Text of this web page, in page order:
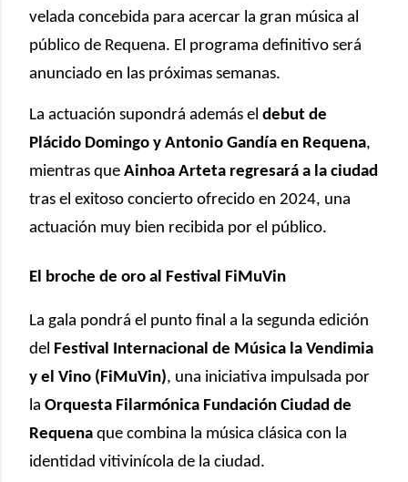
velada concebida para acercar la gran música al
público de Requena. El programa definitivo será
anunciado en las próximas semanas.
La actuación supondrá además el debut de
Plácido Domingo y Antonio Gandía en Requena,
mientras que Ainhoa Arteta regresará a la ciudad
tras el exitoso concierto ofrecido en 2024, una
actuación muy bien recibida por el público.
El broche de oro al Festival FiMuVin
La gala pondrá el punto final a la segunda edición
del Festival Internacional de Música la Vendimia
y el Vino (FiMuVin), una iniciativa impulsada por
la Orquesta Filarmónica Fundación Ciudad de
Requena que combina la música clásica con la
identidad vitivinícola de la ciudad.